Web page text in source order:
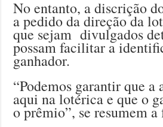
No entanto, a discrição
a pedido da direção da
que sejam divulgados
possam facilitar a
ganhador.
“Podemos garantir que a
aqui na lotérica e que o
o prêmio”, se resumem a